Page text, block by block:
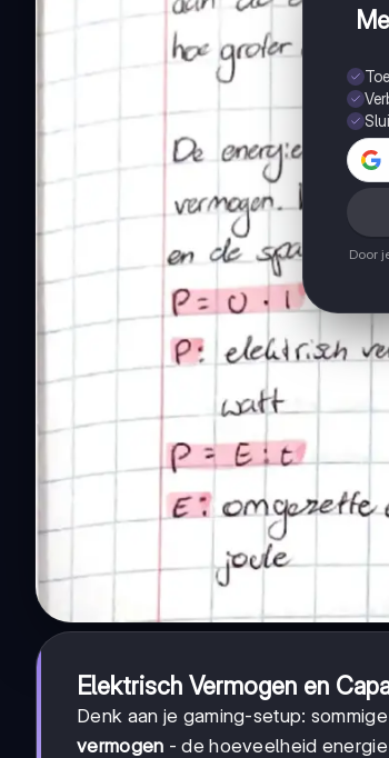
Door
Elektrisch Vermogen en
Denk aan je gaming-setup:
vermogen - de hoeveelheid